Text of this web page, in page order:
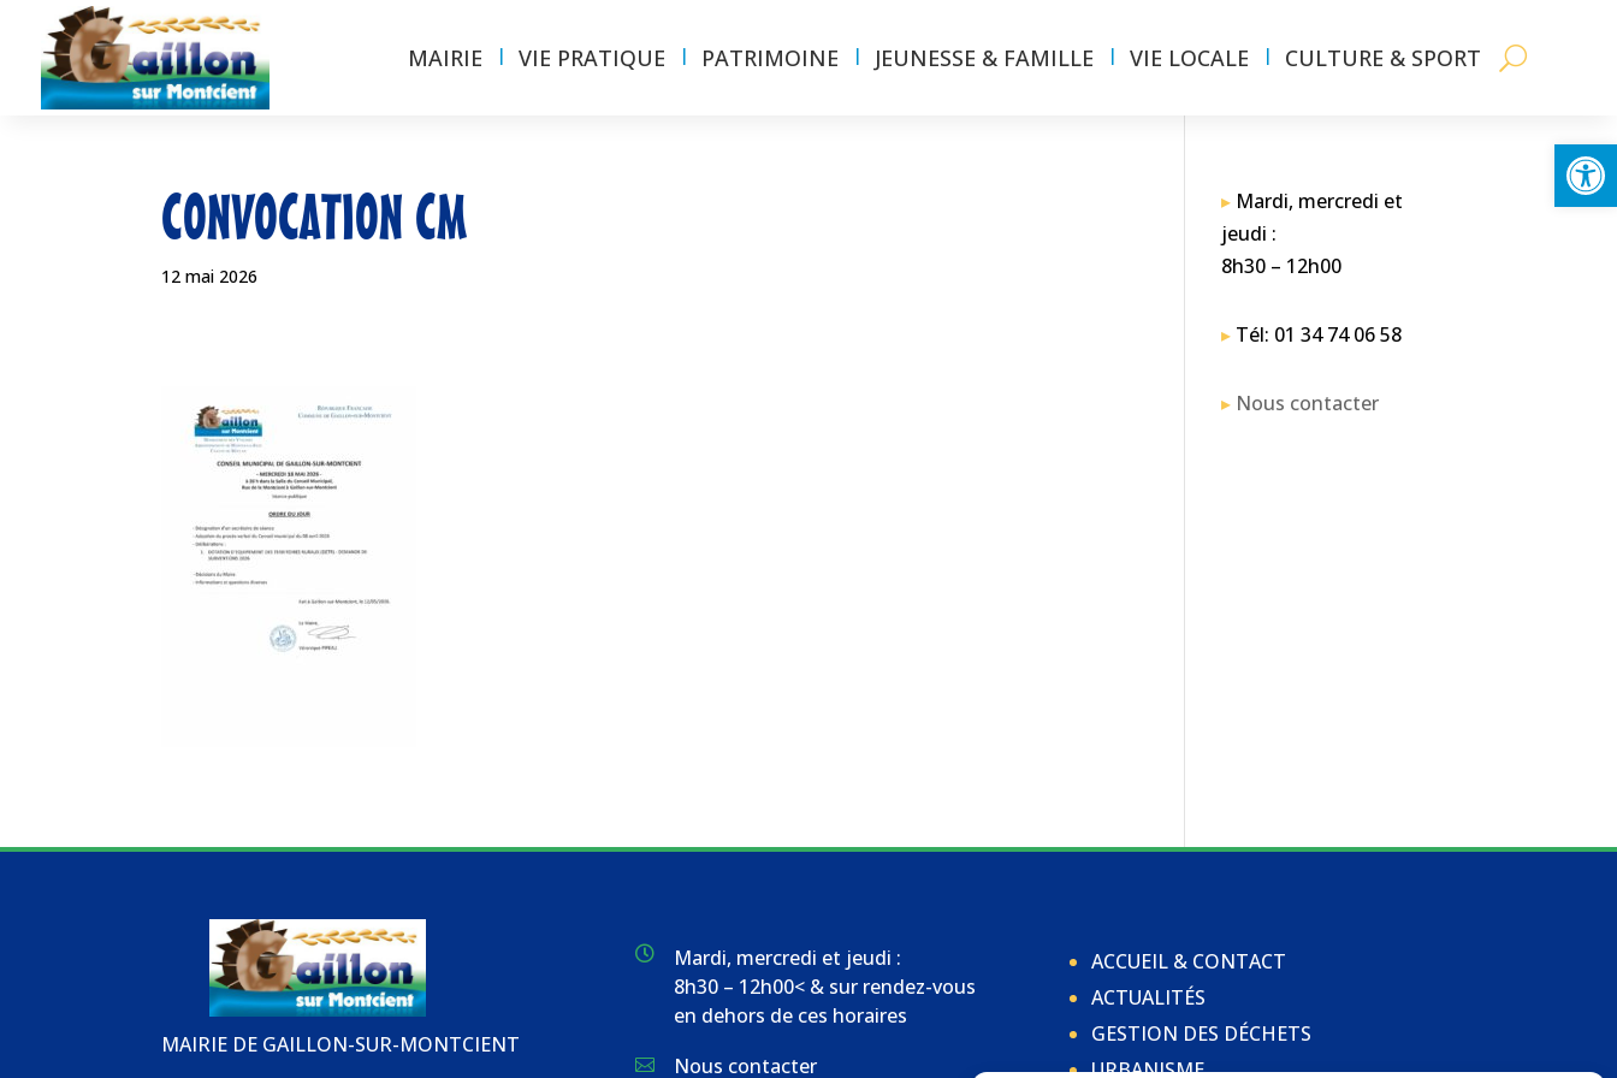
Ouvrir
MAIRIE VIE PRATIQUE PATRIMOINE JEUNESSE & FAMILLE VIE LOCALE CULTURE & SPORT
CONVOCATION CM
12 mai 2026
▸ Mardi, mercredi et
jeudi :
8h30 – 12h00
▸ Tél: 01 34 74 06 58
▸ Nous contacter
MAIRIE DE GAILLON-SUR-MONTCIENT

Mardi, mercredi et jeudi :
8h30 – 12h00< & sur rendez-vous
en dehors de ces horaires
 Nous contacter
ACCUEIL & CONTACT
ACTUALITÉS
GESTION DES DÉCHETS
URBANISME